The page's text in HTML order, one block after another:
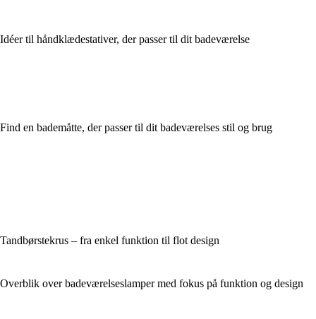
Idéer til håndklædestativer, der passer til dit badeværelse
Find en bademåtte, der passer til dit badeværelses stil og brug
Tandbørstekrus – fra enkel funktion til flot design
Overblik over badeværelseslamper med fokus på funktion og design